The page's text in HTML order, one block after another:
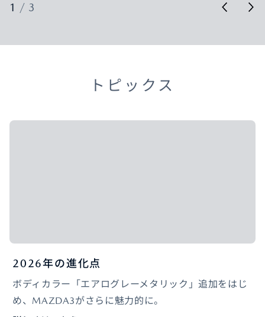
1 / 3
トピックス
2026年の進化点
ボディカラー「エアログレーメタリック」追加をはじ
め、MAZDA3がさらに魅力的に。